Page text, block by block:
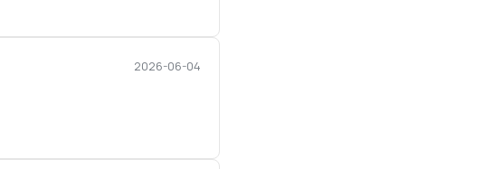
2026-06-04